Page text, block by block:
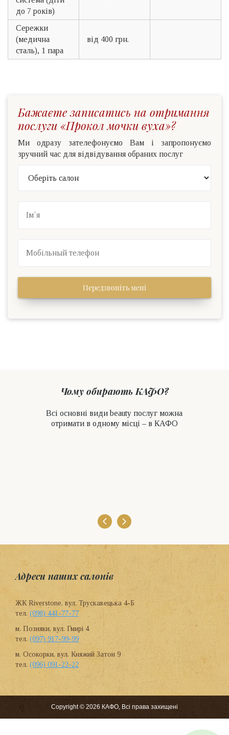
до 7 років)
Сережки
(медична
сталь), 1 пара
від 400 грн.
Бажаєте записатись на отримання
послуги «Прокол мочки вуха»?
Ми одразу зателефонуємо Вам і запропонуємо
зручний час для відвідування обраних послуг
Передзвоніть мені
Чому обирають КАФО?
Всі основні види beauty послуг можна
отримати в одному місці – в КАФО
Адреси наших салонів
ЖК Riverstone, вул. Трускавецька 4-Б
тел. (098) 441-77-77
м. Позняки, вул. Гмирі 4
тел. (097) 917-99-99
м. Осокорки, вул. Княжий Затон 9
тел. (096) 091-22-22
Copyright © 2026 КАФО, Всі права захищені